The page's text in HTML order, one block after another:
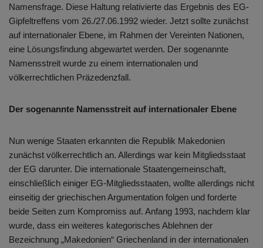
Namensfrage. Diese Haltung relativierte das Ergebnis des EG-
Gipfeltreffens vom 26./27.06.1992 wieder. Jetzt sollte zunächst
auf internationaler Ebene, im Rahmen der Vereinten Nationen,
eine Lösungsfindung abgewartet werden. Der sogenannte
Namensstreit wurde zu einem internationalen und
völkerrechtlichen Präzedenzfall.
Der sogenannte Namensstreit auf internationaler Ebene
Nun wenige Staaten erkannten die Republik Makedonien
zunächst völkerrechtlich an. Allerdings war kein Mitgliedsstaat
der EG darunter. Die internationale Staatengemeinschaft,
einschließlich einiger EG-Mitgliedsstaaten, wollte allerdings nicht
einseitig der griechischen Argumentation folgen und forderte
beide Seiten zum Kompromiss auf. Anfang 1993, nachdem klar
wurde, dass ein weiteres kategorisches Ablehnen der
Bezeichnung „Makedonien“ Griechenland in der internationalen